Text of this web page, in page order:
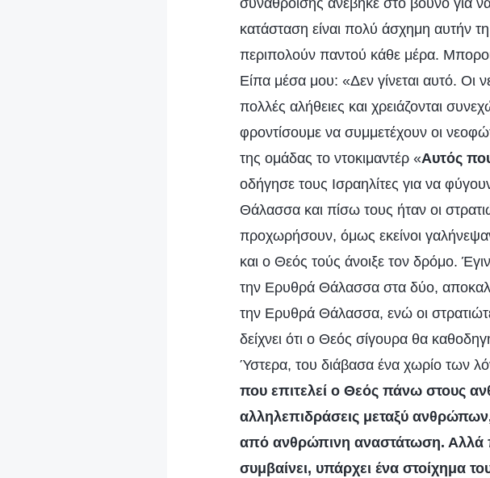
συνάθροισης ανέβηκε στο βουνό για
κατάσταση είναι πολύ άσχημη αυτήν
περιπολούν παντού κάθε μέρα.
Είπα μέσα μου: «Δεν γίνεται αυτό. Οι
πολλές αλήθειες και χρειάζονται
φροντίσουμε να συμμετέχουν οι
της ομάδας το ντοκιμαντέρ «Αυτός
οδήγησε τους Ισραηλίτες για να
Θάλασσα και πίσω τους ήταν οι
προχωρήσουν, όμως εκείνοι
και ο Θεός τούς άνοιξε τον δρόμο.
την Ερυθρά Θάλασσα στα δύο,
την Ερυθρά Θάλασσα, ενώ οι
δείχνει ότι ο Θεός σίγουρα θα
Ύστερα, του διάβασα ένα χωρίο των
που επιτελεί ο Θεός πάνω στους
αλληλεπιδράσεις μεταξύ
από ανθρώπινη αναστάτωση. Αλλά
συμβαίνει, υπάρχει ένα στοίχημα